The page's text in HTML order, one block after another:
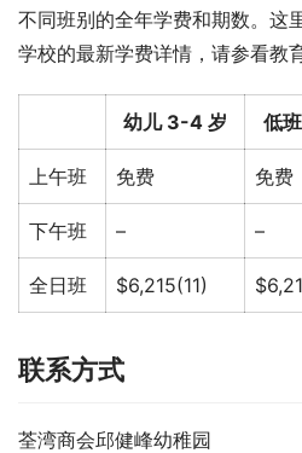
不同班别的全年学费和期数。这
学校的最新学费详情，请参看教
幼儿 3-4 岁 低
上午班 免费 免费
下午班 – –
全日班 $6,215(11)
联系方式
荃湾商会邱健峰幼稚园